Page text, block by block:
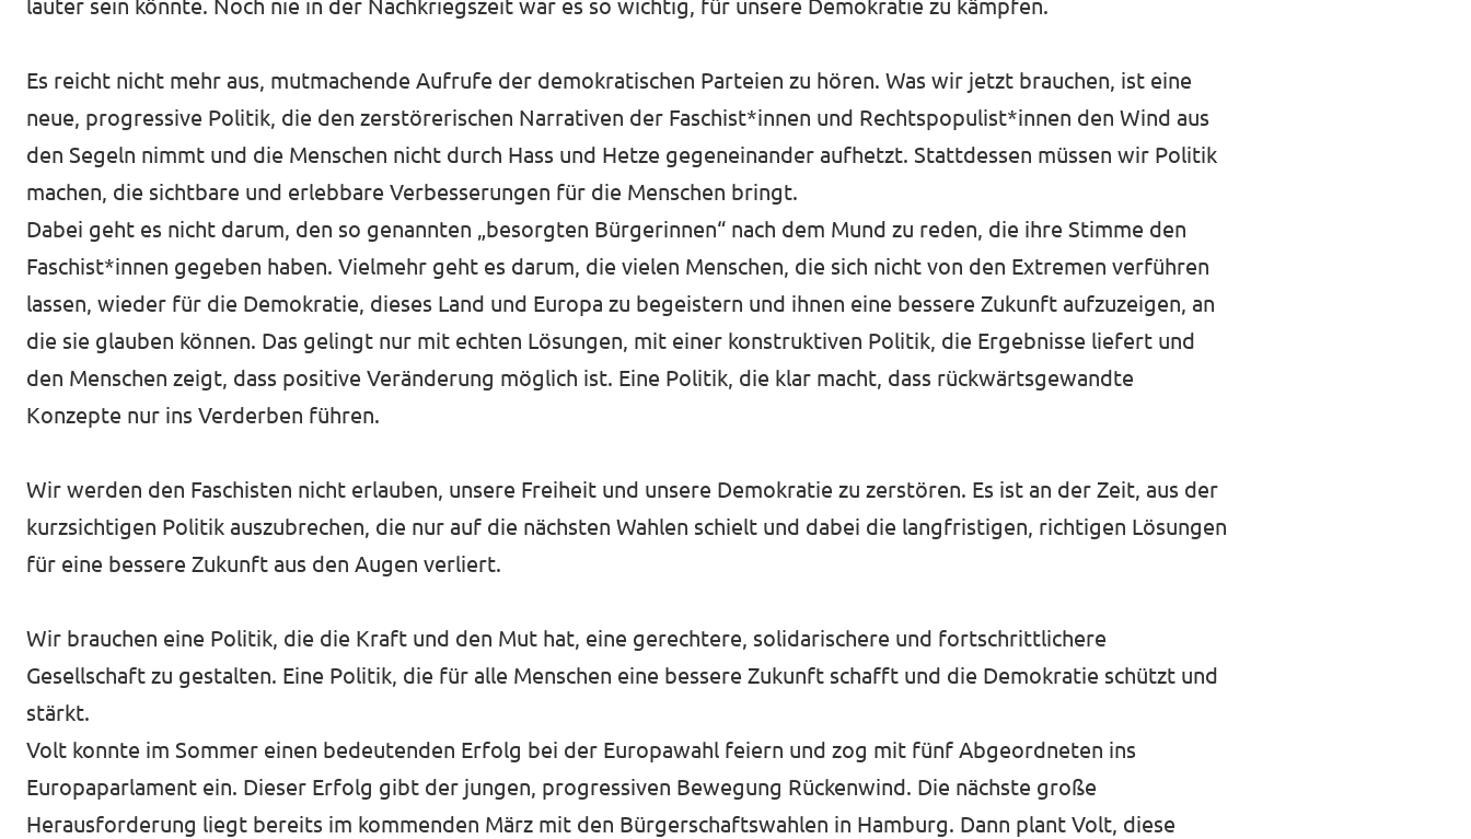
lauter sein könnte. Noch nie in der Nachkriegszeit war es so wichtig, für unsere Demokratie zu kämpfen.
Es reicht nicht mehr aus, mutmachende Aufrufe der demokratischen Parteien zu hören. Was wir jetzt brauchen, ist eine
neue, progressive Politik, die den zerstörerischen Narrativen der Faschist*innen und Rechtspopulist*innen den Wind aus
den Segeln nimmt und die Menschen nicht durch Hass und Hetze gegeneinander aufhetzt. Stattdessen müssen wir Politik
machen, die sichtbare und erlebbare Verbesserungen für die Menschen bringt.
Dabei geht es nicht darum, den so genannten „besorgten Bürgerinnen“ nach dem Mund zu reden, die ihre Stimme den
Faschist*innen gegeben haben. Vielmehr geht es darum, die vielen Menschen, die sich nicht von den Extremen verführen
lassen, wieder für die Demokratie, dieses Land und Europa zu begeistern und ihnen eine bessere Zukunft aufzuzeigen, an
die sie glauben können. Das gelingt nur mit echten Lösungen, mit einer konstruktiven Politik, die Ergebnisse liefert und
den Menschen zeigt, dass positive Veränderung möglich ist. Eine Politik, die klar macht, dass rückwärtsgewandte
Konzepte nur ins Verderben führen.
Wir werden den Faschisten nicht erlauben, unsere Freiheit und unsere Demokratie zu zerstören. Es ist an der Zeit, aus der
kurzsichtigen Politik auszubrechen, die nur auf die nächsten Wahlen schielt und dabei die langfristigen, richtigen Lösungen
für eine bessere Zukunft aus den Augen verliert.
Wir brauchen eine Politik, die die Kraft und den Mut hat, eine gerechtere, solidarischere und fortschrittlichere
Gesellschaft zu gestalten. Eine Politik, die für alle Menschen eine bessere Zukunft schafft und die Demokratie schützt und
stärkt.
Volt konnte im Sommer einen bedeutenden Erfolg bei der Europawahl feiern und zog mit fünf Abgeordneten ins
Europaparlament ein. Dieser Erfolg gibt der jungen, progressiven Bewegung Rückenwind. Die nächste große
Herausforderung liegt bereits im kommenden März mit den Bürgerschaftswahlen in Hamburg. Dann plant Volt, diese